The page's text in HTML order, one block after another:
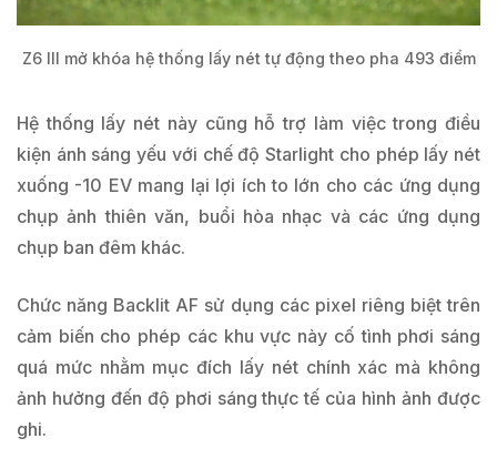
Z6 III mở khóa hệ thống lấy nét tự động theo pha 493 điểm
Hệ thống lấy nét này cũng hỗ trợ làm việc trong điều
kiện ánh sáng yếu với chế độ Starlight cho phép lấy nét
xuống -10 EV mang lại lợi ích to lớn cho các ứng dụng
chụp ảnh thiên văn, buổi hòa nhạc và các ứng dụng
chụp ban đêm khác.
Chức năng Backlit AF sử dụng các pixel riêng biệt trên
cảm biến cho phép các khu vực này cố tình phơi sáng
quá mức nhằm mục đích lấy nét chính xác mà không
ảnh hưởng đến độ phơi sáng thực tế của hình ảnh được
ghi.